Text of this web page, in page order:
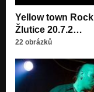
Yellow town Rock
Žlutice 20.7.2…
22 obrázků